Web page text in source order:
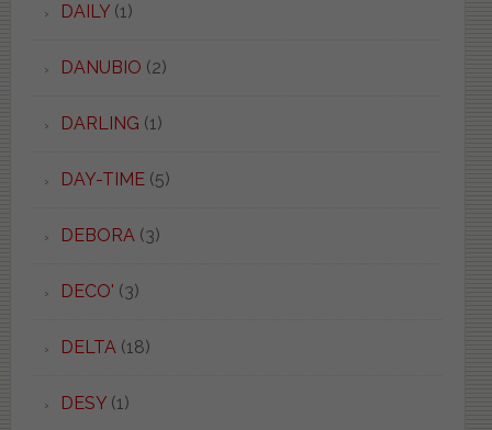
DAILY(1)
DANUBIO (2)
DARLING (1)
DAY-TIME(5)
DEBORA(3)
DECO' (3)
DELTA(18)
DESY(1)